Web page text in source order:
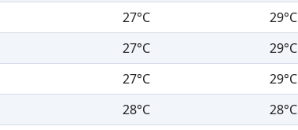
27°C 29°C
27°C 29°C
27°C 29°C
28°C 28°C